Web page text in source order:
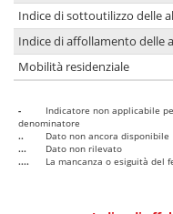
Indice di sottoutilizzo delle
Indice di affollamento delle
Mobilità residenziale
-
Indicatore non applicabile
denominatore
..
Dato non ancora disponibile
...
Dato non rilevato
....
La mancanza o esiguità del